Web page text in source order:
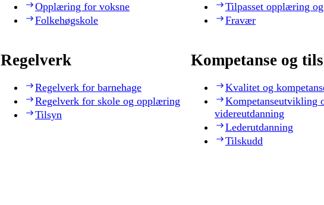
Opplæring for voksne
Folkehøgskole
Tilpasset opplæring
Fravær
Regelverk
Regelverk for barnehage
Regelverk for skole og opplæring
Tilsyn
Kompetanse og
Kvalitet og
Kompetanseutvikling
videreutdanning
Lederutdanning
Tilskudd